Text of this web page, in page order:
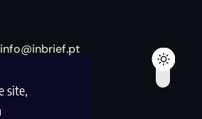
site,
info@inbrief.pt
e Parcerias: